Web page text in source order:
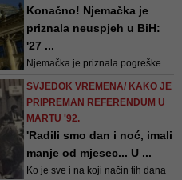
Konačno! Njemačka je
priznala neuspjeh u BiH:
'27 ...
Njemačka je priznala pogreške
njen interes. Ako je tako, posao
tek počinje - smatra Zorica Ilić
SVJEDOK VREMENA/ KAKO JE
PRIPREMAN REFERENDUM U
MARTU '92.
'Radili smo dan i noć, imali
manje od mjesec... U ...
Ko je sve i na koji način tih dana